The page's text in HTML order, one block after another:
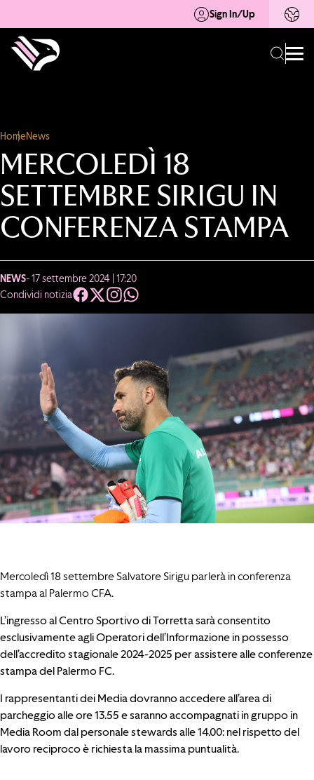
Sign In/Up
HomeNews
MERCOLEDÌ 18
SETTEMBRE SIRIGU IN
CONFERENZA STAMPA
NEWS- 17 settembre 2024 | 17:20
Condividi notizia
Mercoledì 18 settembre Salvatore Sirigu parlerà in conferenza
stampa al Palermo CFA.
L’ingresso al Centro Sportivo di Torretta sarà consentito
esclusivamente agli Operatori dell’Informazione in possesso
dell’accredito stagionale 2024-2025 per assistere alle conferenze
stampa del Palermo FC.
I rappresentanti dei Media dovranno accedere all’area di
parcheggio alle ore 13.55 e saranno accompagnati in gruppo in
Media Room dal personale stewards alle 14.00: nel rispetto del
lavoro reciproco è richiesta la massima puntualità.